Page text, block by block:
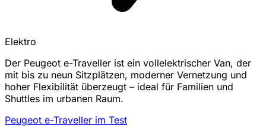
Elektro
Der Peugeot e-Traveller ist ein vollelektrischer Van, der
mit bis zu neun Sitzplätzen, moderner Vernetzung und
hoher Flexibilität überzeugt – ideal für Familien und
Shuttles im urbanen Raum.
Peugeot e-Traveller im Test